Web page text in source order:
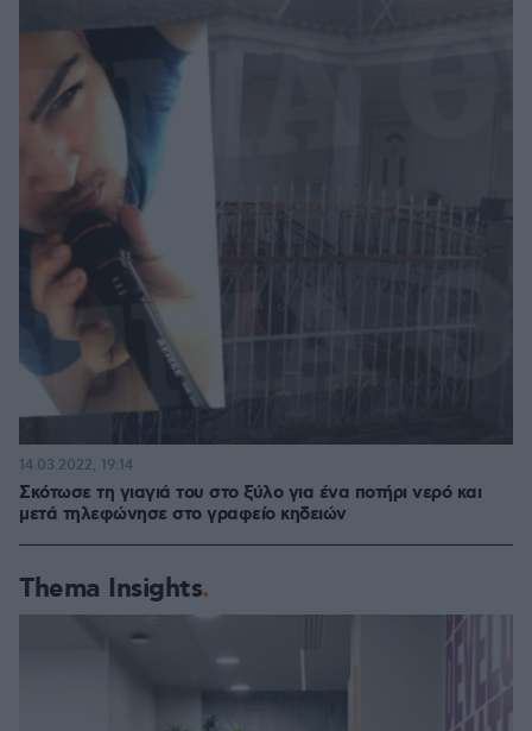
Σκότωσε τη γιαγιά του στο ξύλο για ένα ποτήρι νερό και
μετά τηλεφώνησε στο γραφείο κηδειών
14.03.2022, 19:14
Thema Insights